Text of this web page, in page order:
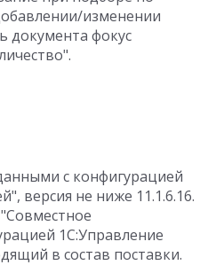
изменении
документа фокус
с конфигурацией
версия не ниже 11.1.6.16.
1С:Управление
в состав поставки.